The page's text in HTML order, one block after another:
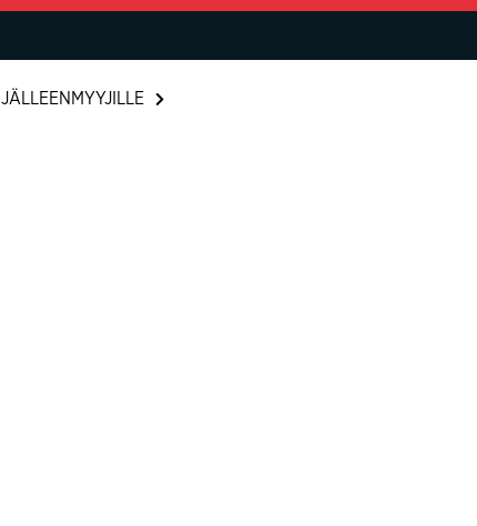
JÄLLEENMYYJILLE